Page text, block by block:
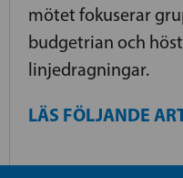
mötet fokuserar
budgetrian och
linjedragningar.
LÄS FÖLJANDE